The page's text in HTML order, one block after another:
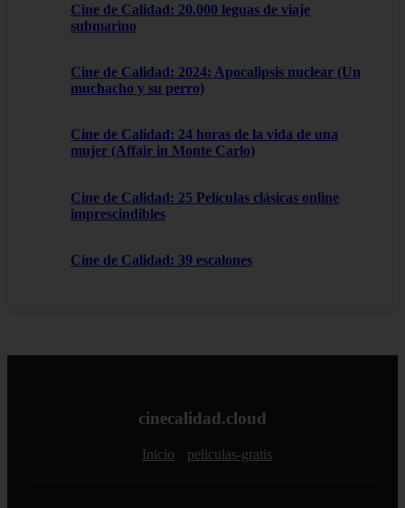
Cine de Calidad: 20.000 leguas de viaje
submarino
Cine de Calidad: 2024: Apocalipsis nuclear (Un
muchacho y su perro)
Cine de Calidad: 24 horas de la vida de una
mujer (Affair in Monte Carlo)
Cine de Calidad: 25 Películas clásicas online
imprescindibles
Cine de Calidad: 39 escalones
cinecalidad.cloud
Inicio peliculas-gratis